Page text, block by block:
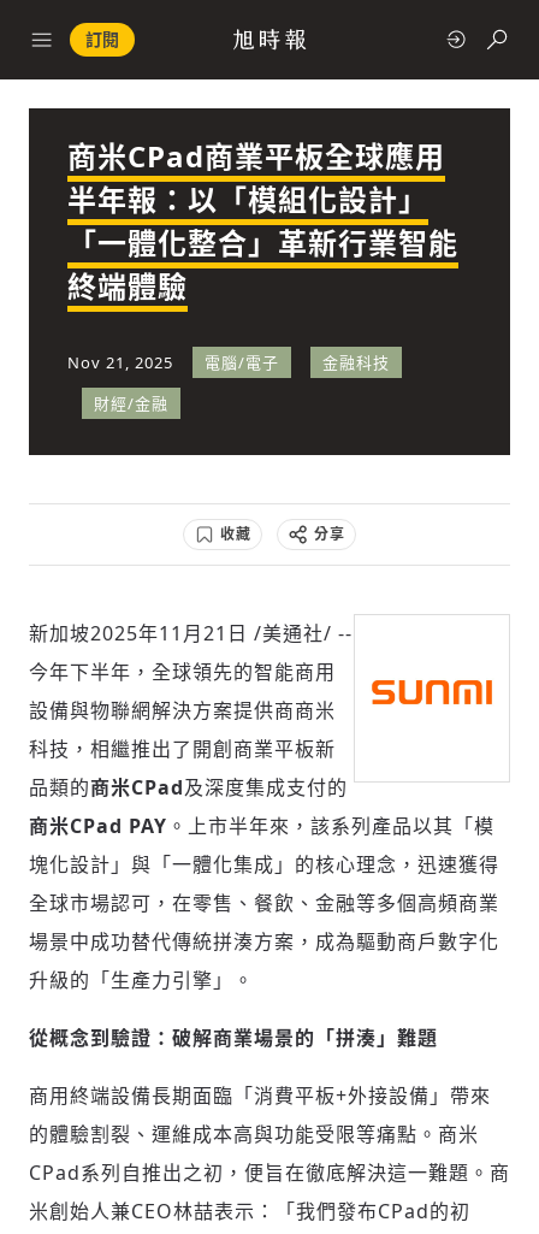
訂閱
快速連結
政治
社會
人文
商米CPad商業平板全球應用
半年報：以「模組化設計」
「一體化整合」革新行業智能
終端體驗
Nov 21, 2025 電腦/電子
金融科技
財經/金融
收藏 分享
新加坡2025年11月21日 /美通社/ --
今年下半年，全球領先的智能商用
設備與物聯網解決方案提供商商米
科技，相繼推出了開創商業平板新
品類的商米CPad及深度集成支付的
商米CPad PAY 。上市半年來，該系列產品以其「模
塊化設計」與「一體化集成」的核心理念，迅速獲得
全球市場認可，在零售、餐飲、金融等多個高頻商業
場景中成功替代傳統拼湊方案，成為驅動商戶數字化
升級的「生產力引擎」。
從概念到驗證：破解商業場景的「拼湊」難題
商用終端設備長期面臨「消費平板+外接設備」帶來
的體驗割裂、運維成本高與功能受限等痛點。商米
CPad系列自推出之初，便旨在徹底解決這一難題。商
米創始人兼CEO林喆表示：「我們發布CPad的初